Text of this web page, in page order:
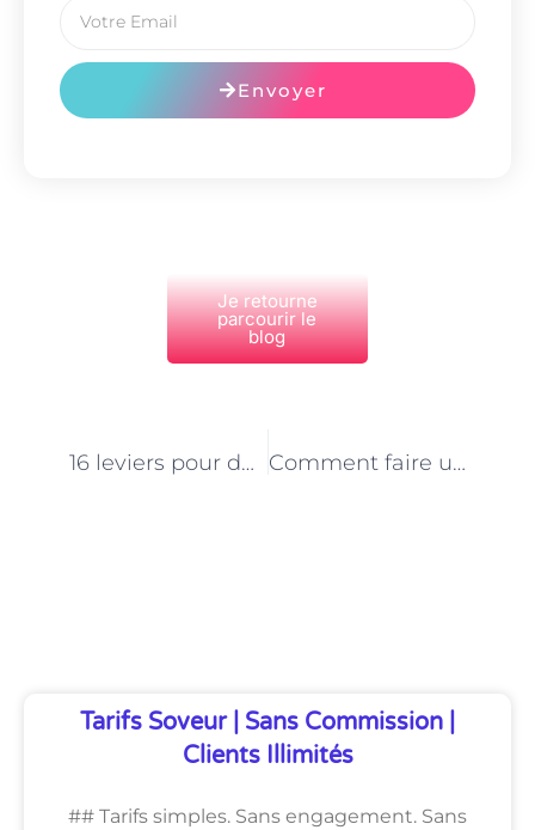
Envoyer
Je retourne
parcourir le
blog
16 leviers pour développer le chiffre d’affaires Comment faire un profil LinkedIn pour booster son activité entrepreneuriale : 13 conseils
Tarifs Soveur | Sans Commission |
Clients Illimités
## Tarifs simples. Sans engagement. Sans